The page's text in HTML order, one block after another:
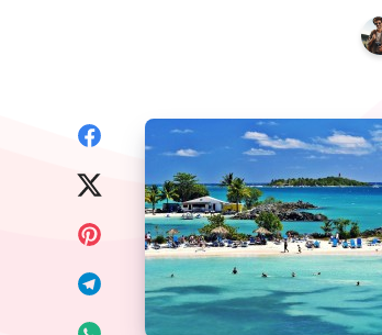
Share
Facebook
Share
Twitter
Share
Pinterest
Share